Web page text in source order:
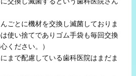
ごとに機材を交換し滅菌しておりま
使い捨てでありゴム手袋も毎回交換
ください。）
まで配慮している歯科医院はまだま